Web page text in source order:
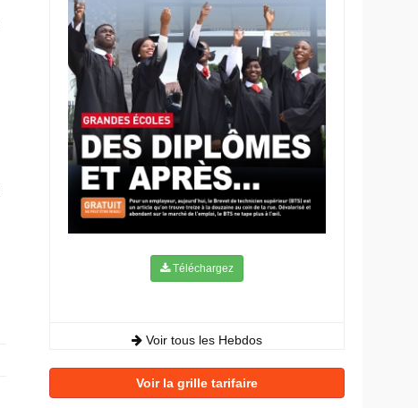
Téléchargez
Voir tous les Hebdos
Voir la grille tarifaire